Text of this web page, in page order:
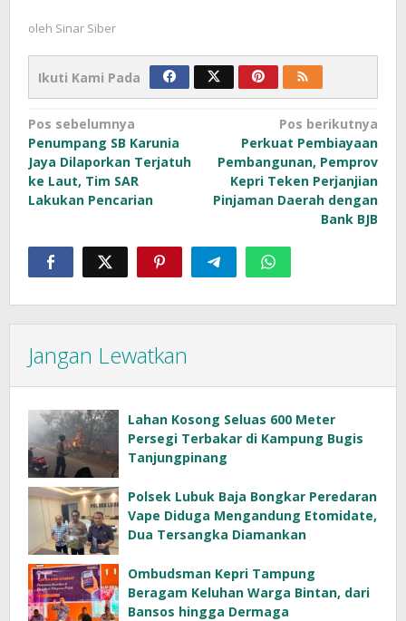
oleh Sinar Siber
Ikuti Kami Pada
Navigasi
pos
Pos sebelumnya
Penumpang SB Karunia
Jaya Dilaporkan Terjatuh
ke Laut, Tim SAR
Lakukan Pencarian
Pos berikutnya
Perkuat Pembiayaan
Pembangunan, Pemprov
Kepri Teken Perjanjian
Pinjaman Daerah dengan
Bank BJB
Jangan Lewatkan
Lahan Kosong Seluas 600 Meter
Persegi Terbakar di Kampung Bugis
Tanjungpinang
Polsek Lubuk Baja Bongkar Peredaran
Vape Diduga Mengandung Etomidate,
Dua Tersangka Diamankan
Ombudsman Kepri Tampung
Beragam Keluhan Warga Bintan, dari
Bansos hingga Dermaga